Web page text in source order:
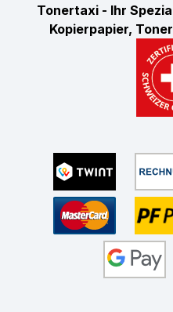
Tonertaxi - Ihr
Kopierpapier,